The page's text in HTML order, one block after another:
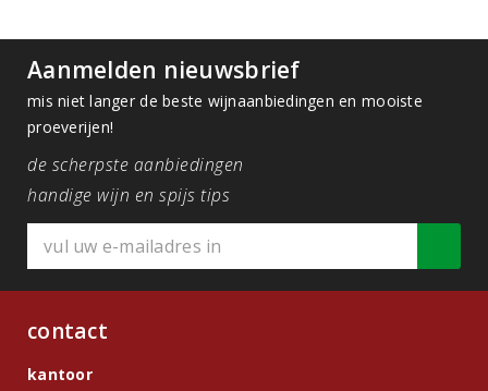
Aanmelden nieuwsbrief
mis niet langer de beste wijnaanbiedingen en mooiste
proeverijen!
de scherpste aanbiedingen
handige wijn en spijs tips
contact
kantoor